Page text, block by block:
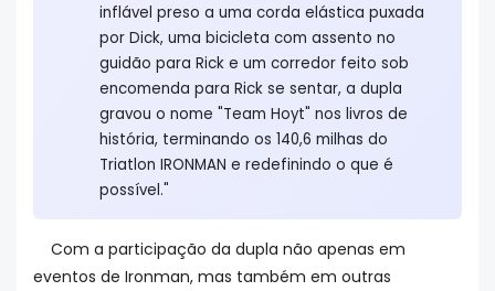
inflável preso a uma corda elástica puxada
por Dick, uma bicicleta com assento no
guidão para Rick e um corredor feito sob
encomenda para Rick se sentar, a dupla
gravou o nome "Team Hoyt" nos livros de
história, terminando os 140,6 milhas do
Triatlon IRONMAN e redefinindo o que é
possível."
Com a participação da dupla não apenas em
eventos de Ironman, mas também em outras